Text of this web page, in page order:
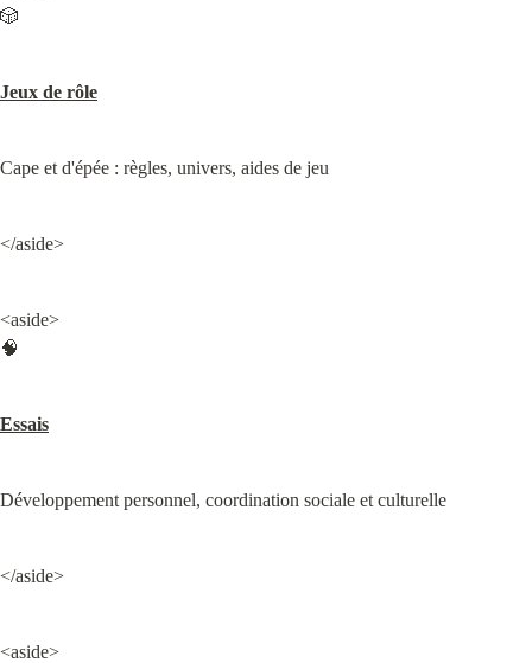
🎲
Jeux de rôle
Cape et d'épée : règles, univers, aides de jeu
</aside>
<aside>
🧠
Essais
Développement personnel, coordination sociale et culturelle
</aside>
<aside>